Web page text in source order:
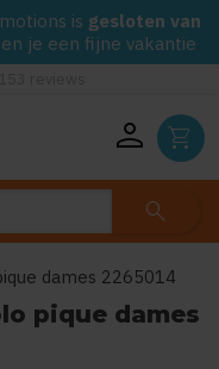
is gesloten van
je een fijne vakantie
person shopping_cart
search
dames 2265014
pique dames